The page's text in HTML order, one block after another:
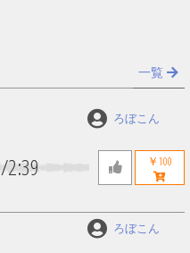
一覧
/2:39
ろぼこん
￥100
ろぼこん